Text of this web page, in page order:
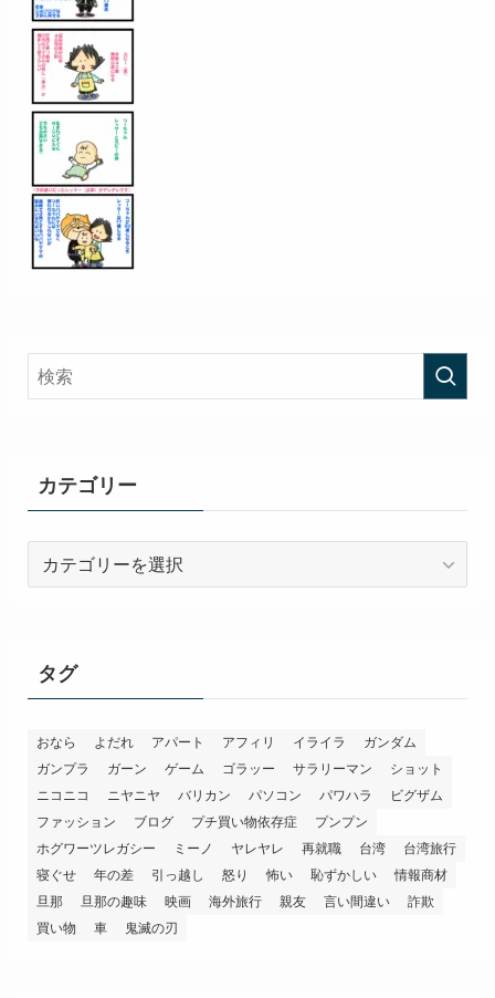
カテゴリー
タグ
おなら よだれ アパート アフィリ イライラ
ガンダム
ガンプラ
ガーン ゲーム ゴラッー サラリーマン
ショット
ニコニコ
ニヤニヤ バリカン パソコン パワハラ
ビグザム
ファッション
ブログ プチ買い物依存症
プンプン
ホグワーツレガシー
ミーノ ヤレヤレ 再就職 台湾
台湾旅行
寝ぐせ
年の差 引っ越し 怒り 怖い 恥ずかしい
情報商材
旦那
旦那の趣味 映画 海外旅行 親友 言い間違い
詐欺
買い物
車 鬼滅の刃